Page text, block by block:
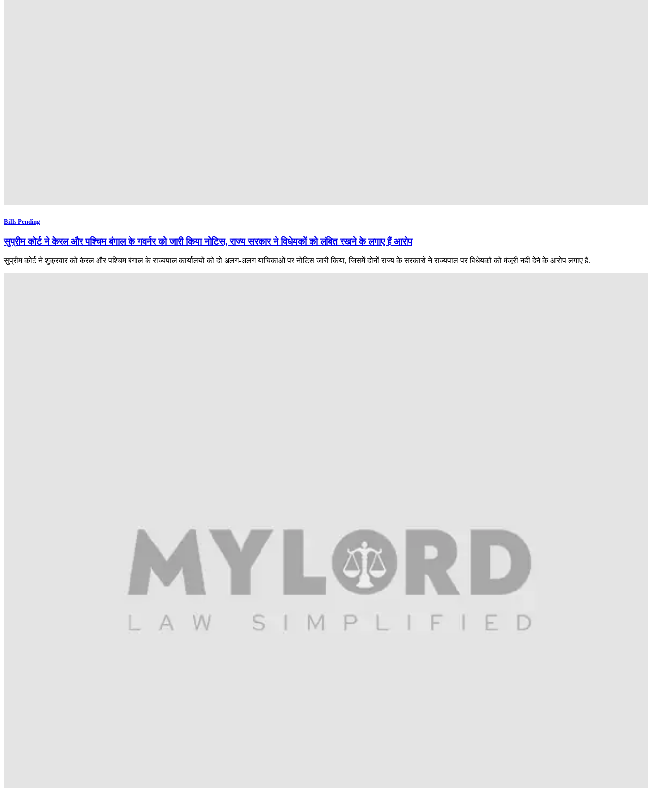
Bills Pending
सुप्रीम कोर्ट ने केरल और पश्चिम बंगाल के गवर्नर को जारी किया नोटिस, राज्य सरकार ने विधेयकों को लंबित रखने के लगाए हैं आरोप
सुप्रीम कोर्ट ने शुक्रवार को केरल और पश्चिम बंगाल के राज्यपाल कार्यालयों को दो अलग-अलग याचिकाओं पर नोटिस जारी किया, जिसमें दोनों राज्य के सरकारों ने राज्यपाल पर विधेयकों को मंजूरी नहीं देने के आरोप लगाए हैं.